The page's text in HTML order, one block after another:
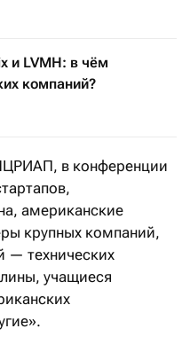
и LVMH: в чём
компаний?
в конференции
американские
крупных компаний,
— технических
учащиеся